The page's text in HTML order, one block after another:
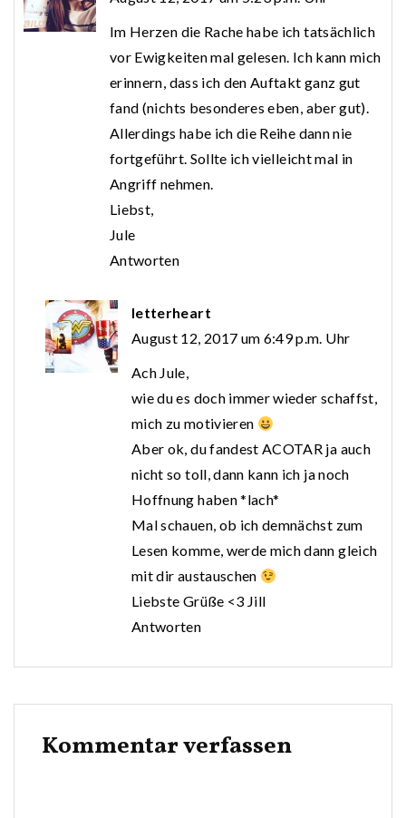
Im Herzen die Rache habe ich tatsächlich
vor Ewigkeiten mal gelesen. Ich kann mich
erinnern, dass ich den Auftakt ganz gut
fand (nichts besonderes eben, aber gut).
Allerdings habe ich die Reihe dann nie
fortgeführt. Sollte ich vielleicht mal in
Angriff nehmen.
Liebst,
Jule
Antworten
letterheart
August 12, 2017 um 6:49 p.m. Uhr
Ach Jule,
wie du es doch immer wieder schaffst,
mich zu motivieren
Aber ok, du fandest ACOTAR ja auch
nicht so toll, dann kann ich ja noch
Hoffnung haben *lach*
Mal schauen, ob ich demnächst zum
Lesen komme, werde mich dann gleich
mit dir austauschen
Liebste Grüße <3 Jill
Antworten
Kommentar verfassen